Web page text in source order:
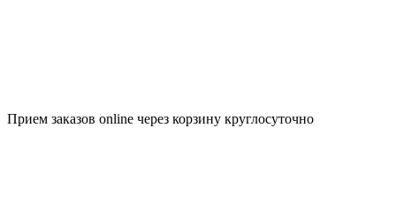
Прием заказов online через корзину круглосуточно